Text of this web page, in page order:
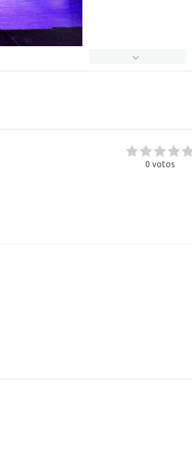
0 votos